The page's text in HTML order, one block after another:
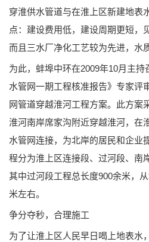
穿淮供水管道与在淮上区新建地表
点：建设费用低，建设周期更短，
而且三水厂净化工艺较为先进，水
为此，蚌埠中环在2009年10月主
水管网一期工程核准报告》专家评
网管道穿越淮河工程方案。此方案
淮河南岸席家沟附近穿越淮河，在
水管网连接，为北岸的居民和企业
程分为淮上区连接段、过河段、南
其中过河段工程总长度900余米，
米左右。
争分夺秒，合理施工
为了让淮上区人民早日喝上地表水